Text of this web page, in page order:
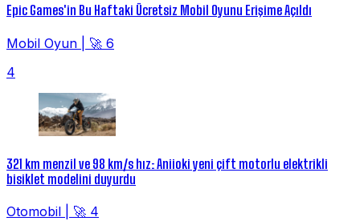
Epic Games'in Bu Haftaki Ücretsiz Mobil Oyunu Erişime Açıldı
Mobil Oyun
🚀 6
4
321 km menzil ve 98 km/s hız: Aniioki yeni çift motorlu elektrikli
bisiklet modelini duyurdu
Otomobil
🚀 4